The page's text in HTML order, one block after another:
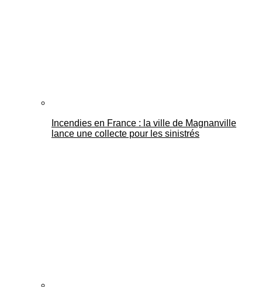
Incendies en France : la ville de Magnanville
lance une collecte pour les sinistrés